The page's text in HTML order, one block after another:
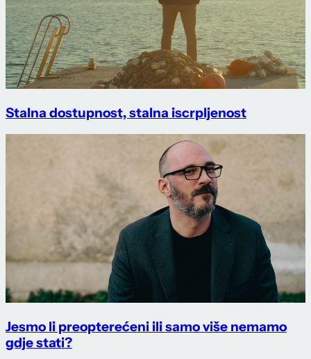
Stalna dostupnost, stalna iscrpljenost
Jesmo li preopterećeni ili samo više nemamo
gdje stati?